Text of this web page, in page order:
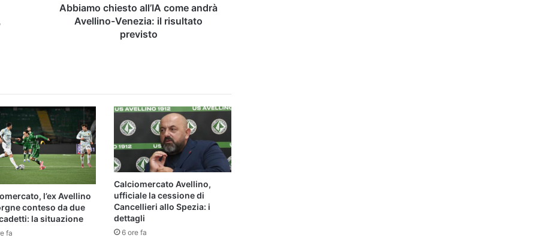
previsto
Abbiamo chiesto all’IA come andrà
Avellino-Venezia: il risultato
previsto
l’ex Avellino
conteso da due
la situazione
fa
Calciomercato Avellino,
ufficiale la cessione di
Cancellieri allo Spezia: i
dettagli
6 ore fa